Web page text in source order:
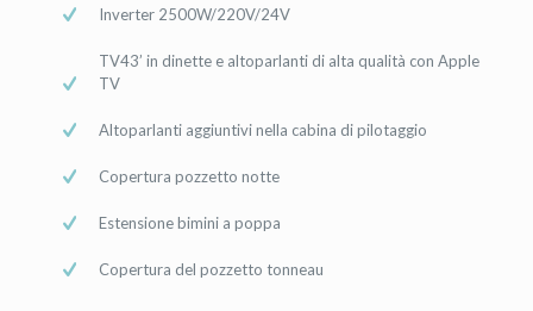
Inverter 2500W/220V/24V
TV43’ in dinette e altoparlanti di alta qualità con Apple
TV
Altoparlanti aggiuntivi nella cabina di pilotaggio
Copertura pozzetto notte
Estensione bimini a poppa
Copertura del pozzetto tonneau